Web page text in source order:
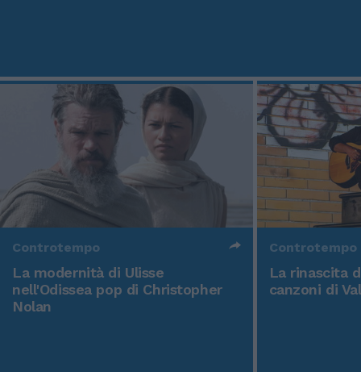
Controtempo
La modernità di Ulisse
nell'Odissea pop di Christopher
Nolan
Controtempo
La rinascita
canzoni di